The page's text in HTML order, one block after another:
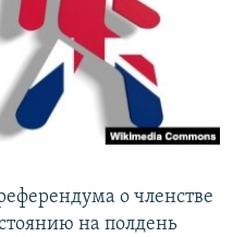
о членстве
на полдень